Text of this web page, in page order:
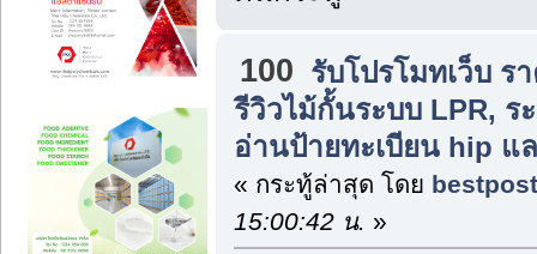
100 รับโปรโมทเว็บ
รีวิวไม้กั้นระบบ LPR, ร
อ่านป้ายทะเบียน hip แ
« กระทู้ล่าสุด โดย
15:00:42 น. »